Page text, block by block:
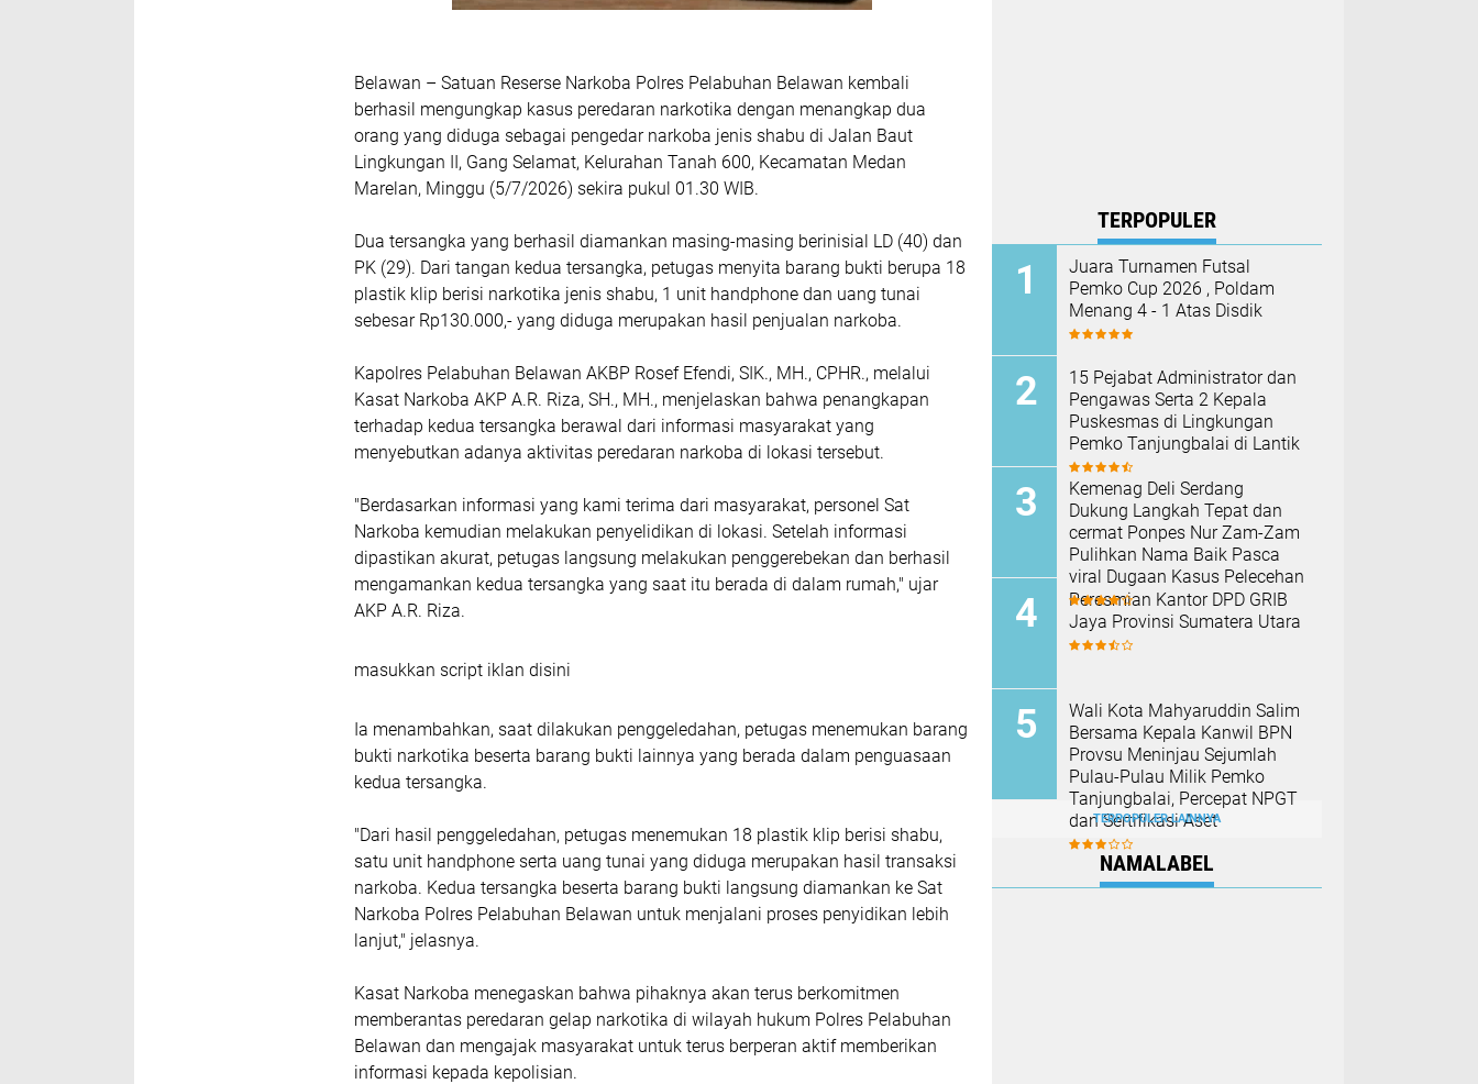
Belawan – Satuan Reserse Narkoba Polres Pelabuhan Belawan kembali
berhasil mengungkap kasus peredaran narkotika dengan menangkap dua
orang yang diduga sebagai pengedar narkoba jenis shabu di Jalan Baut
Lingkungan II, Gang Selamat, Kelurahan Tanah 600, Kecamatan Medan
Marelan, Minggu (5/7/2026) sekira pukul 01.30 WIB.
Dua tersangka yang berhasil diamankan masing-masing berinisial LD (40) dan
PK (29). Dari tangan kedua tersangka, petugas menyita barang bukti berupa 18
plastik klip berisi narkotika jenis shabu, 1 unit handphone dan uang tunai
sebesar Rp130.000,- yang diduga merupakan hasil penjualan narkoba.
Kapolres Pelabuhan Belawan AKBP Rosef Efendi, SIK., MH., CPHR., melalui
Kasat Narkoba AKP A.R. Riza, SH., MH., menjelaskan bahwa penangkapan
terhadap kedua tersangka berawal dari informasi masyarakat yang
menyebutkan adanya aktivitas peredaran narkoba di lokasi tersebut.
"Berdasarkan informasi yang kami terima dari masyarakat, personel Sat
Narkoba kemudian melakukan penyelidikan di lokasi. Setelah informasi
dipastikan akurat, petugas langsung melakukan penggerebekan dan berhasil
mengamankan kedua tersangka yang saat itu berada di dalam rumah," ujar
AKP A.R. Riza.
masukkan script iklan disini
Ia menambahkan, saat dilakukan penggeledahan, petugas menemukan barang
bukti narkotika beserta barang bukti lainnya yang berada dalam penguasaan
kedua tersangka.
"Dari hasil penggeledahan, petugas menemukan 18 plastik klip berisi shabu,
satu unit handphone serta uang tunai yang diduga merupakan hasil transaksi
narkoba. Kedua tersangka beserta barang bukti langsung diamankan ke Sat
Narkoba Polres Pelabuhan Belawan untuk menjalani proses penyidikan lebih
lanjut," jelasnya.
Kasat Narkoba menegaskan bahwa pihaknya akan terus berkomitmen
memberantas peredaran gelap narkotika di wilayah hukum Polres Pelabuhan
Belawan dan mengajak masyarakat untuk terus berperan aktif memberikan
informasi kepada kepolisian.
TERPOPULER
Juara Turnamen Futsal
Pemko Cup 2026 , Poldam
Menang 4 - 1 Atas Disdik
15 Pejabat Administrator dan
Pengawas Serta 2 Kepala
Puskesmas di Lingkungan
Pemko Tanjungbalai di Lantik
Kemenag Deli Serdang
Dukung Langkah Tepat dan
cermat Ponpes Nur Zam-Zam
Pulihkan Nama Baik Pasca
viral Dugaan Kasus Pelecehan
Peresmian Kantor DPD GRIB
Jaya Provinsi Sumatera Utara
Wali Kota Mahyaruddin Salim
Bersama Kepala Kanwil BPN
Provsu Meninjau Sejumlah
Pulau-Pulau Milik Pemko
Tanjungbalai, Percepat NPGT
dan Sertifikasi Aset
TERPOPULER LAINNYA
NAMALABEL